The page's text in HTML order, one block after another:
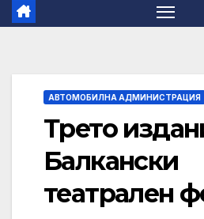
АВТОМОБИЛНА АДМИНИСТРАЦИЯ
Трето
Балкански
театрален